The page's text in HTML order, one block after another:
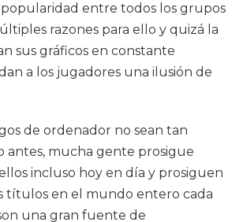
entre todos los grupos
razones para ello y quizá la
sus gráficos en constante
a los jugadores una ilusión de
de ordenador no sean tan
antes, mucha gente prosigue
incluso hoy en día y prosiguen
títulos en el mundo entero cada
una gran fuente de